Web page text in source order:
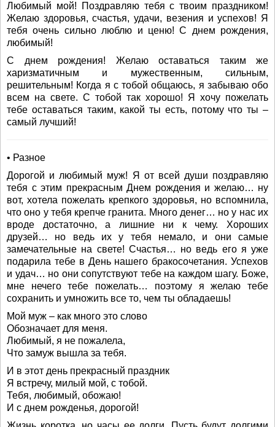
Любимый мой! Поздравляю тебя с твоим праздником!
Желаю здоровья, счастья, удачи, везения и успехов! Я
тебя очень сильно люблю и ценю! С днем рождения,
любимый!
С днем рождения! Желаю оставаться таким же
харизматичным и мужественным, сильным,
решительным! Когда я с тобой общаюсь, я забываю обо
всем на свете. С тобой так хорошо! Я хочу пожелать
тебе оставаться таким, какой ты есть, потому что ты –
самый лучший!
• Разное
Дорогой и любимый муж! Я от всей души поздравляю
тебя с этим прекрасным Днем рождения и желаю… ну
вот, хотела пожелать крепкого здоровья, но вспомнила,
что оно у тебя крепче гранита. Много денег… но у нас их
вроде достаточно, а лишние ни к чему. Хороших
друзей… но ведь их у тебя немало, и они самые
замечательные на свете! Счастья… но ведь его я уже
подарила тебе в День нашего бракосочетания. Успехов
и удач… но они сопутствуют тебе на каждом шагу. Боже,
мне нечего тебе пожелать… поэтому я желаю тебе
сохранить и умножить все то, чем ты обладаешь!
Мой муж – как много это слово
Обозначает для меня.
Любимый, я не пожалела,
Что замуж вышла за тебя.
И в этот день прекрасный праздник
Я встречу, милый мой, с тобой.
Тебя, любимый, обожаю!
И с днем рожденья, дорогой!